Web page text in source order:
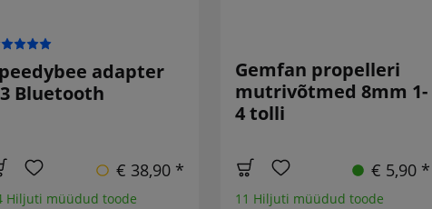
adapter
Bluetooth
€ 38,90 *
Hiljuti müüdud toode
Gemfan propelleri
mutrivõtmed 8mm 1-
4 tolli
€ 5,90 *
11 Hiljuti müüdud toode